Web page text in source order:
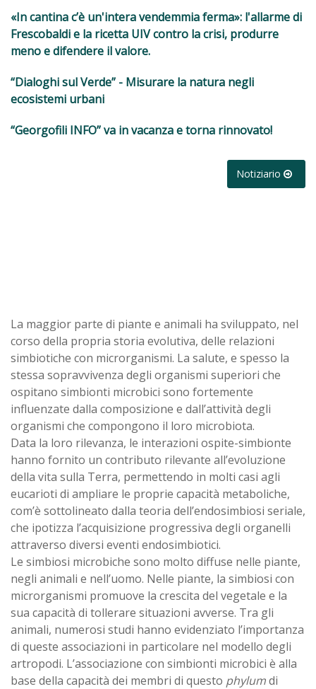
«In cantina c’è un'intera vendemmia ferma»: l'allarme di
Frescobaldi e la ricetta UIV contro la crisi, produrre
meno e difendere il valore.
“Dialoghi sul Verde” - Misurare la natura negli
ecosistemi urbani
“Georgofili INFO” va in vacanza e torna rinnovato!
Notiziario
La maggior parte di piante e animali ha sviluppato, nel
corso della propria storia evolutiva, delle relazioni
simbiotiche con microrganismi. La salute, e spesso la
stessa sopravvivenza degli organismi superiori che
ospitano simbionti microbici sono fortemente
influenzate dalla composizione e dall’attività degli
organismi che compongono il loro microbiota.
Data la loro rilevanza, le interazioni ospite-simbionte
hanno fornito un contributo rilevante all’evoluzione
della vita sulla Terra, permettendo in molti casi agli
eucarioti di ampliare le proprie capacità metaboliche,
com’è sottolineato dalla teoria dell’endosimbiosi seriale,
che ipotizza l’acquisizione progressiva degli organelli
attraverso diversi eventi endosimbiotici.
Le simbiosi microbiche sono molto diffuse nelle piante,
negli animali e nell’uomo. Nelle piante, la simbiosi con
microrganismi promuove la crescita del vegetale e la
sua capacità di tollerare situazioni avverse. Tra gli
animali, numerosi studi hanno evidenziato l’importanza
di queste associazioni in particolare nel modello degli
artropodi. L’associazione con simbionti microbici è alla
base della capacità dei membri di questo phylumdi